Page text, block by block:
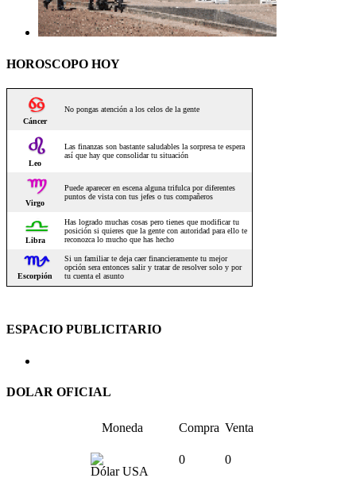
HOROSCOPO HOY
ESPACIO PUBLICITARIO
DOLAR OFICIAL
Moneda Compra Venta
Dólar USA
0 0